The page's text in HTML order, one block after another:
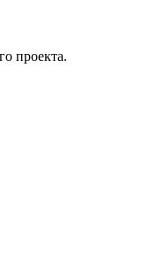
проекта.